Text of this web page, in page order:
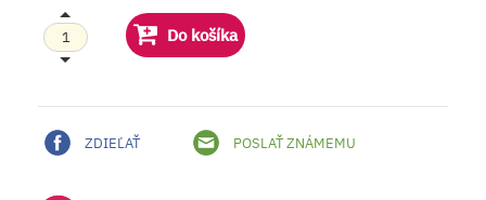
Do košíka
ZDIEĽAŤ POSLAŤ ZNÁMEMU